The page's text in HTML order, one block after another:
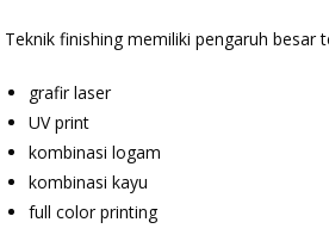
Teknik finishing memiliki pengaruh besar
grafir laser
UV print
kombinasi logam
kombinasi kayu
full color printing